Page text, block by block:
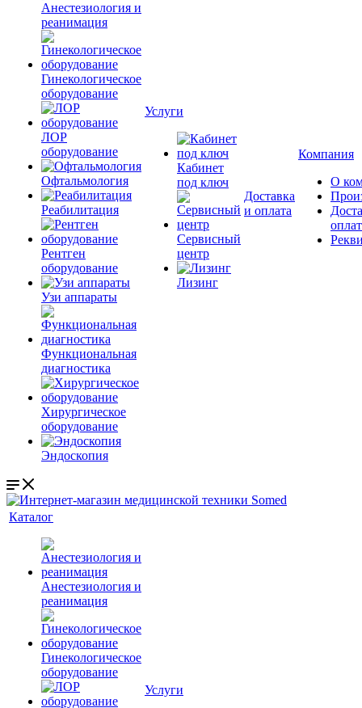
Анестезиология и
реанимация
Гинекологическое
оборудование
ЛОР
оборудование
Офтальмология
Реабилитация
Рентген
оборудование
Узи аппараты
Функциональная
диагностика
Хирургическое
оборудование
Эндоскопия
Услуги
Кабинет
под ключ
Сервисный
центр
Лизинг
Доставка
и оплата
Компания
О
Каталог
Анестезиология и
реанимация
Гинекологическое
оборудование
Услуги